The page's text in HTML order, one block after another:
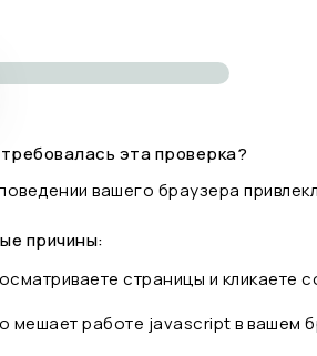
эта проверка?
вашего браузера
причины:
страницы и
мешает работе javascript в вашем